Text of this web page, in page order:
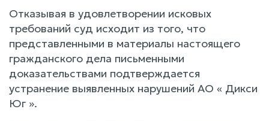
Отказывая в удовлетворении исковых
требований суд исходит из того, что
представленными в материалы настоящего
гражданского дела письменными
доказательствами подтверждается
устранение выявленных нарушений АО « Дикси
Юг ».